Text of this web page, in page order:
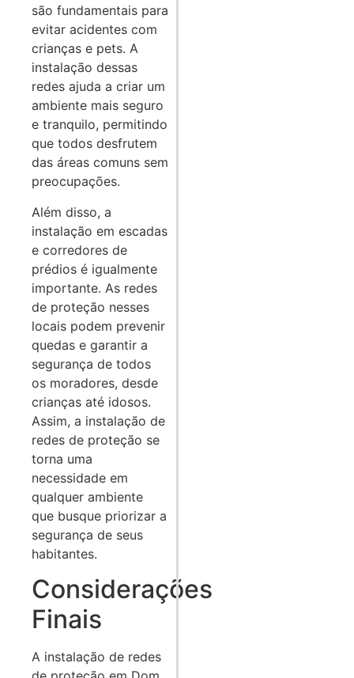
são fundamentais para
evitar acidentes com
crianças e pets. A
instalação dessas
redes ajuda a criar um
ambiente mais seguro
e tranquilo, permitindo
que todos desfrutem
das áreas comuns sem
preocupações.
Além disso, a
instalação em escadas
e corredores de
prédios é igualmente
importante. As redes
de proteção nesses
locais podem prevenir
quedas e garantir a
segurança de todos
os moradores, desde
crianças até idosos.
Assim, a instalação de
redes de proteção se
torna uma
necessidade em
qualquer ambiente
que busque priorizar a
segurança de seus
habitantes.
Considerações
Finais
A instalação de redes